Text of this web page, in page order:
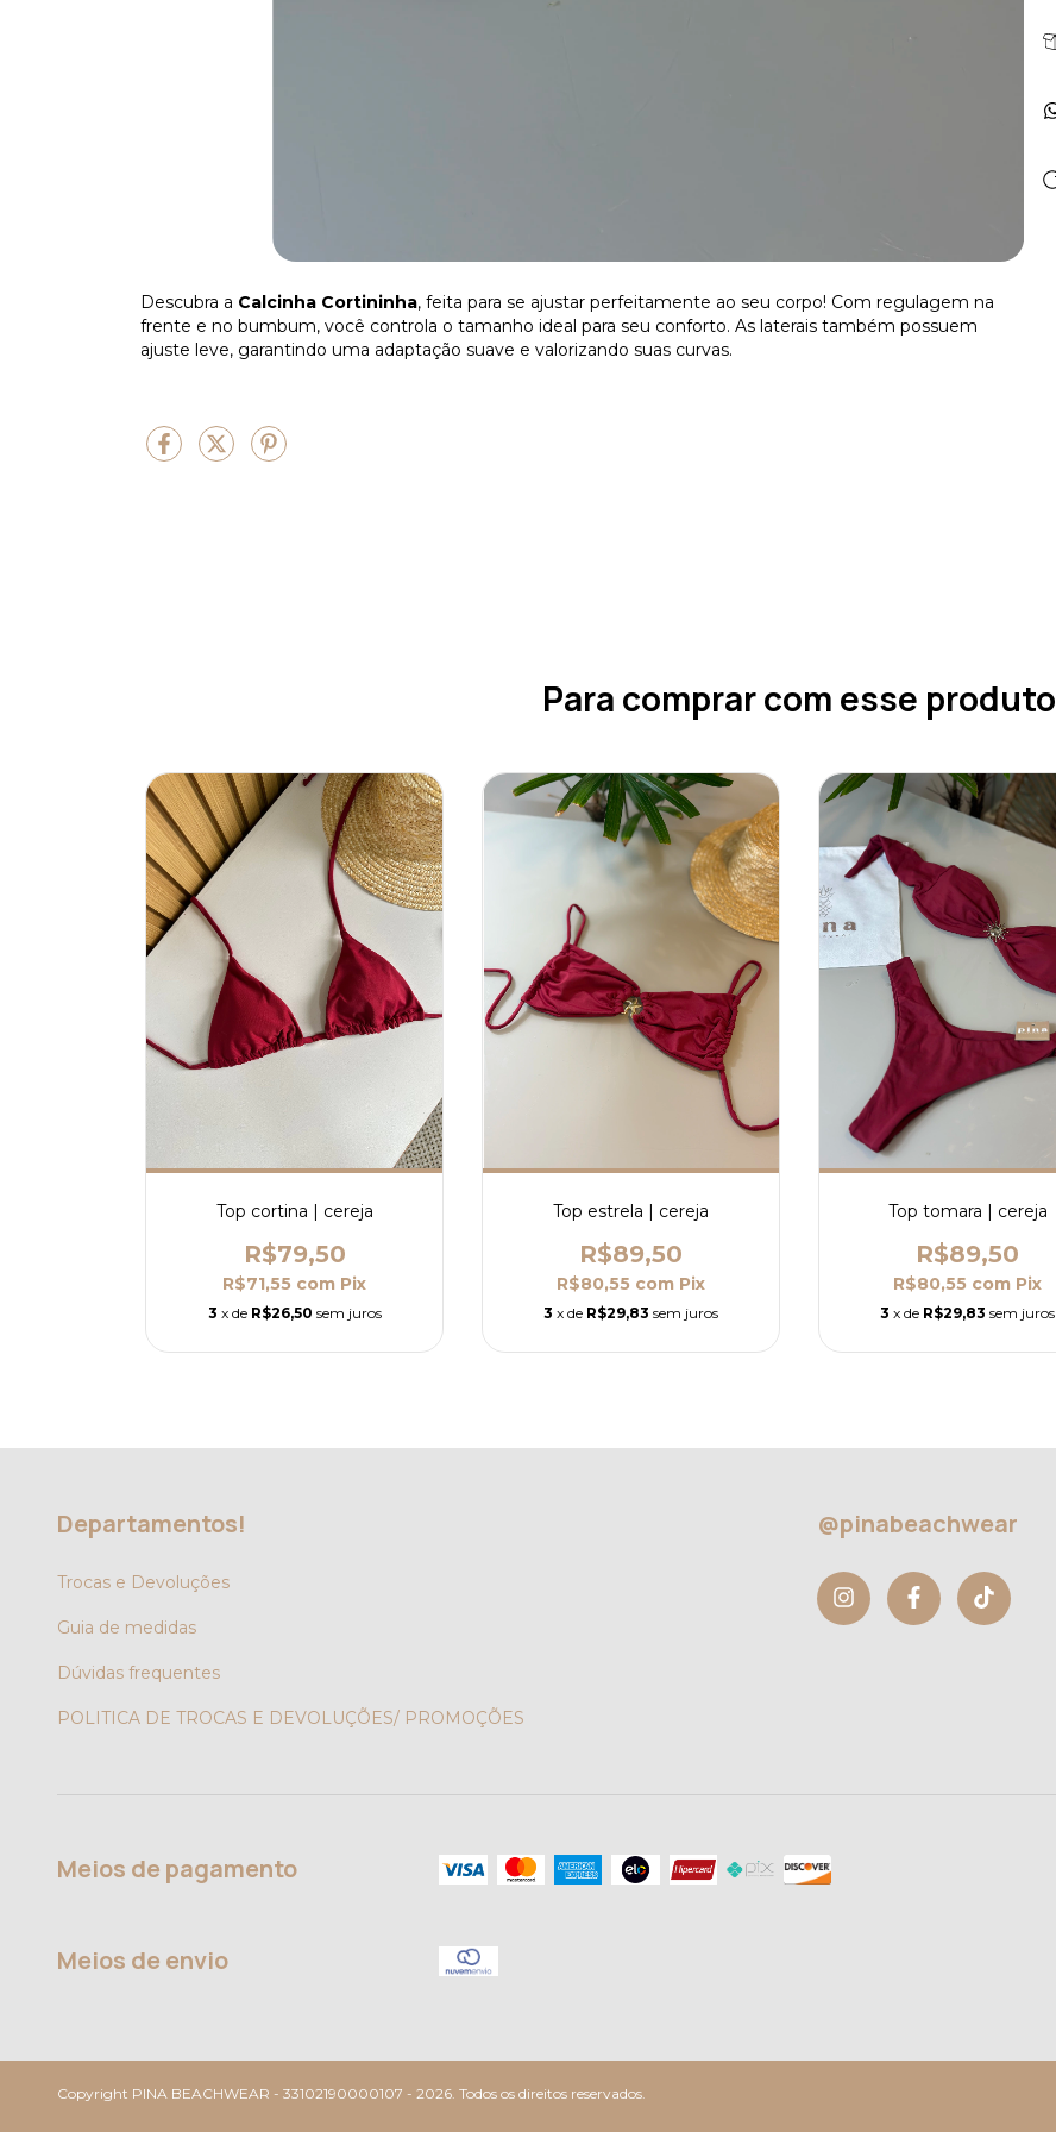
Descubra a Calcinha Cortininha, feita para se ajustar perfeitamente ao seu corpo! Com regulagem na
frente e no bumbum, você controla o tamanho ideal para seu conforto. As laterais também possuem
ajuste leve, garantindo uma adaptação suave e valorizando suas curvas.
Para comprar com esse produto
Top cortina | cereja
R$79,50
R$71,55 com Pix
3 x de R$26,50 sem juros
Top estrela | cereja
R$89,50
R$80,55 com Pix
3 x de R$29,83 sem juros
Top tomara | cereja
R$89,50
R$80,55 com Pix
3 x de R$29,83 sem juros
Departamentos!
Trocas e Devoluções
Guia de medidas
Dúvidas frequentes
POLITICA DE TROCAS E DEVOLUÇÕES/ PROMOÇÕES
@pinabeachwear
Meios de pagamento
Meios de envio
Copyright PINA BEACHWEAR - 33102190000107 - 2026. Todos os direitos reservados.